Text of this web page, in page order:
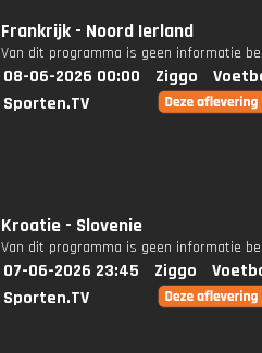
Frankrijk - Noord Ierland
Van dit programma is geen informatie
08-06-2026 00:00 Ziggo
Sporten.TV
Kroatie - Slovenie
Van dit programma is geen informatie
07-06-2026 23:45 Ziggo
Sporten.TV